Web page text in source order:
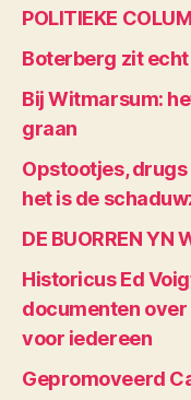
POLITIEKE
Boterberg zit
Bij Witmarsum:
graan
Opstootjes,
het is de
DE BUORREN YN
Historicus Ed
documenten over
voor iedereen
Gepromoveerd